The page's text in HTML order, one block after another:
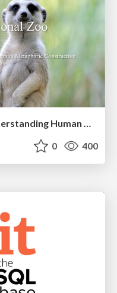
The Organizational Zoo: Understanding Human Behavior Agility Through Metaphoric Constructive Conversations (based on the works of Arthur Shelley, Ph.D)
0 400